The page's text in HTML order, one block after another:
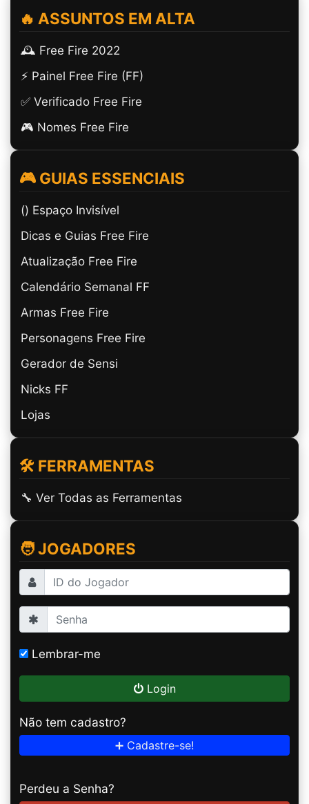
🔥 ASSUNTOS EM ALTA
🕰️ Free Fire 2022
⚡ Painel Free Fire (FF)
✅ Verificado Free Fire
🎮 Nomes Free Fire
🎮 GUIAS ESSENCIAIS
(ㅤ) Espaço Invisível
Dicas e Guias Free Fire
Atualização Free Fire
Calendário Semanal FF
Armas Free Fire
Personagens Free Fire
Gerador de Sensi
Nicks FF
Lojas
🛠️ FERRAMENTAS
🔧 Ver Todas as Ferramentas
🧑 JOGADORES
Lembrar-me
Login
Não tem cadastro?
➕ Cadastre-se!
Perdeu a Senha?